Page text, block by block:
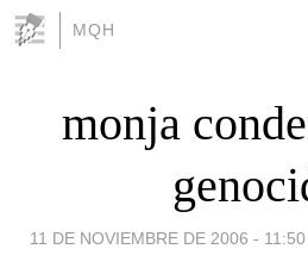
MQH
monja
11 DE NOVIEMBRE DE 2006 - 11:50